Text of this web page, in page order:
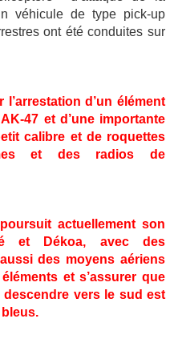
véhicule de type pick-up
ont été conduites sur
l’arrestation d’un élément
47 et d’une importante
calibre et de roquettes
et des radios de
actuellement son
et Dékoa, avec des
des moyens aériens
et s’assurer que
vers le sud est